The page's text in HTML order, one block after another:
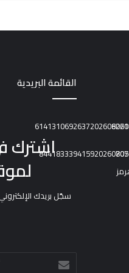
القائمة البريدية
اشترك
سجّل بريدك
أدخل